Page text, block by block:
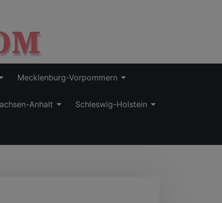
Mecklenburg-Vorpommern
Anhalt Schleswig-Holstein